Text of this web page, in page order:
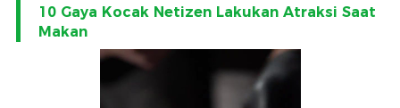
10 Gaya Kocak Netizen Lakukan Atraksi Saat
Makan